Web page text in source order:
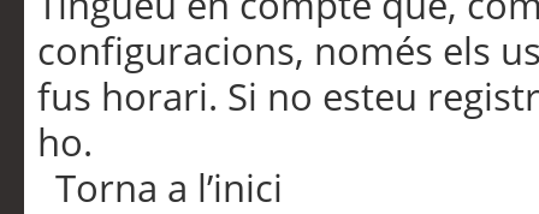
configuracions, només els
fus horari. Si no esteu
ho.
Torna a l’inici